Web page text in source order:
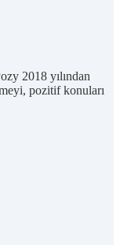
2018 yılından
pozitif konuları